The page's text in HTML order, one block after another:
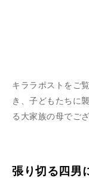
キララポストをご
き、子どもたちに
る大家族の母でご
張り切る四男